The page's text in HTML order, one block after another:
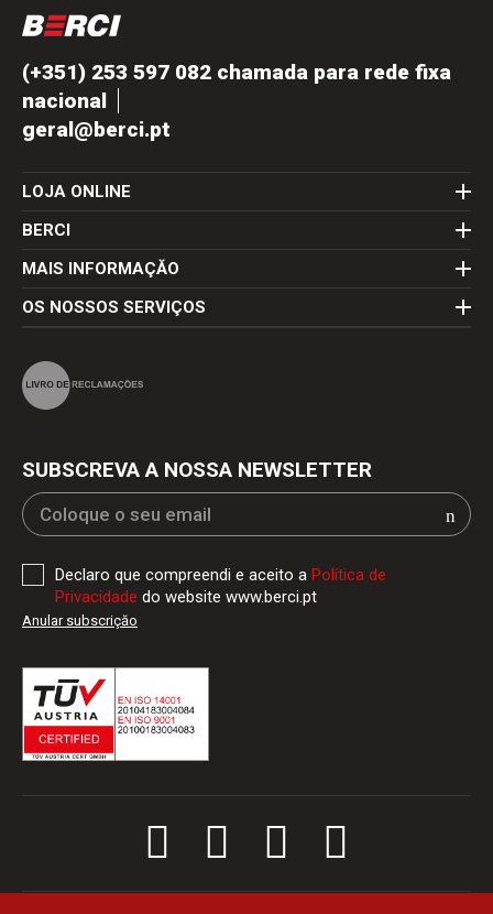
(+351) 253 597 082 chamada para rede fixa
nacional
geral@berci.pt
LOJA ONLINE
BERCI
MAIS INFORMAÇĂO
OS NOSSOS SERVIÇOS
SUBSCREVA A NOSSA NEWSLETTER
Declaro que compreendi e aceito a Política de
Privacidade do website www.berci.pt
Anular subscriçăo